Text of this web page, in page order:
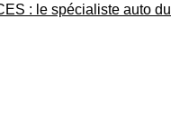
: le spécialiste auto du